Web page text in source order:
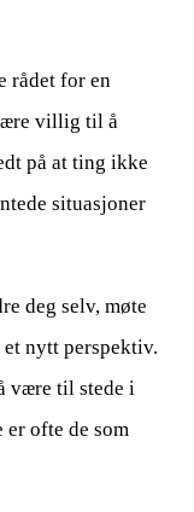
rådet for en
villig til å
på at ting ikke
situasjoner
deg selv, møte
nytt perspektiv.
være til stede i
er ofte de som